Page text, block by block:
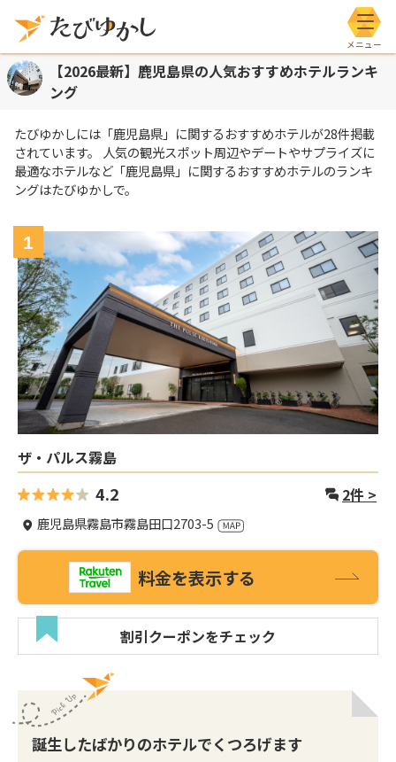
メニ
【2026最新】鹿児島県の人気おすすめホテルランキ
ング
たびゆかしには 「鹿児島県」 に関するおすすめホテルが28件掲載
されています。 人気の観光スポット周辺やデートやサプライズに
最適なホテルなど 「鹿児島県」 に関するおすすめホテルのランキ
ングはたびゆかしで。
1
ザ・パルス霧島
4.2 2件 >
鹿児島県霧島市霧島田口2703-5
料金を表示する
割引クーポンをチェック
誕生したばかりのホテルでくつろげます